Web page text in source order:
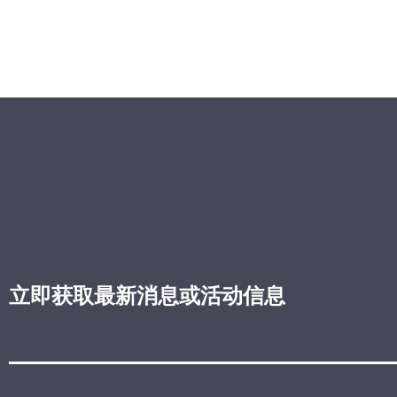
立即获取最新消息或活动信息